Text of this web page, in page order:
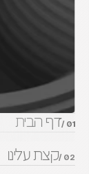
קצת עלינו 02 /
דף הבית 01 /